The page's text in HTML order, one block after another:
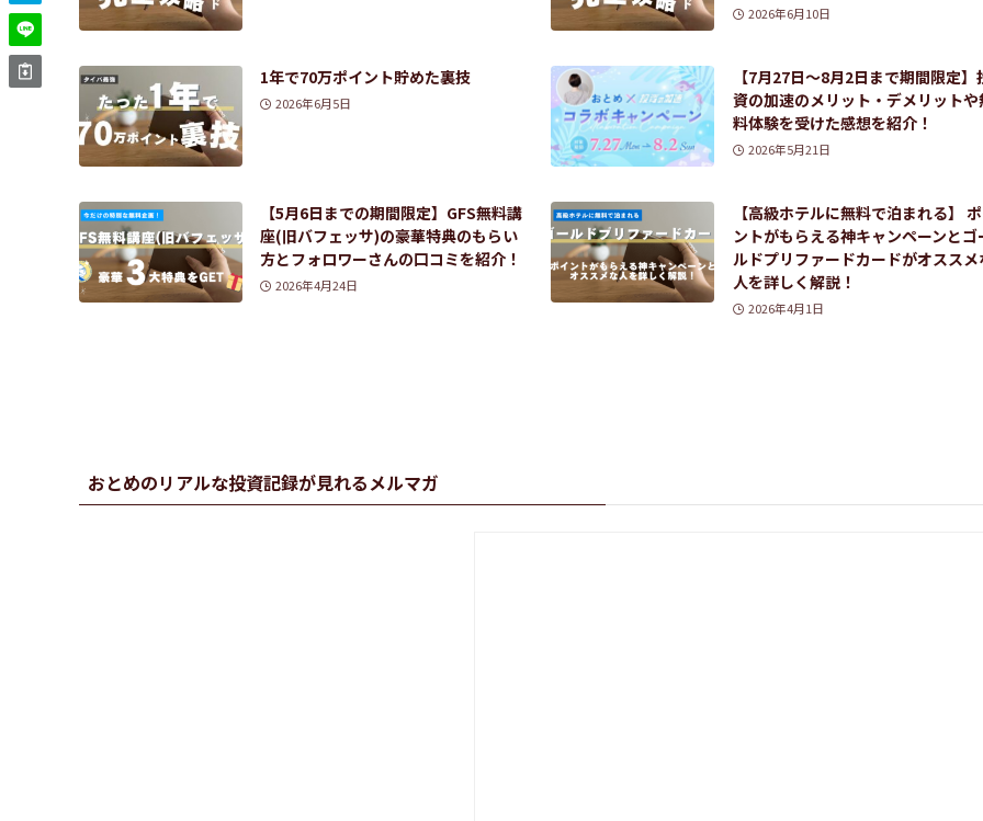
2026年6月10日
1年で70万ポイント貯めた裏技
2026年6月5日
【7月27日〜8月2日まで期間限定】
資の加速のメリット・デメリットや
料体験を受けた感想を紹介！
2026年5月21日
【5月6日までの期間限定】GFS無料講
座(旧バフェッサ)の豪華特典のもらい
方とフォロワーさんの口コミを紹介！
2026年4月24日
【高級ホテルに無料で泊まれる】
ントがもらえる神キャンペーンとゴ
ルドプリファードカードがオススメ
人を詳しく解説！
2026年4月1日
おとめのリアルな投資記録が見れるメルマガ